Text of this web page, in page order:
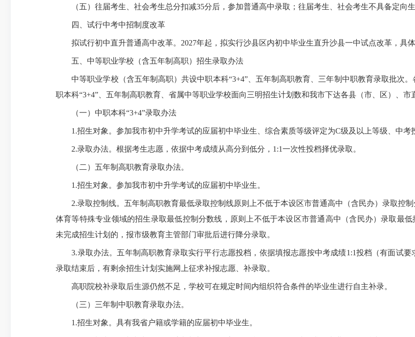
（五）往届考生、社会考生总分扣减35分后，参加普通高中录取；往届考生、社会考生不具备定向生
四、试行中考中招制度改革
拟试行初中直升普通高中改革。2027年起，拟实行沙县区内初中毕业生直升沙县一中试点改革，具体
五、中等职业学校（含五年制高职）招生录取办法
中等职业学校（含五年制高职）共设中职本科“3+4”、五年制高职教育、三年制中职教育录取批次。
职本科“3+4”、五年制高职教育、省属中等职业学校面向三明招生计划数和我市下达各县（市、区）、市
（一）中职本科“3+4”录取办法
1.招生对象。参加我市初中升学考试的应届初中毕业生、综合素质等级评定为C级及以上等级、中考
2.录取办法。根据考生志愿，依据中考成绩从高分到低分，1:1一次性投档择优录取。
（二）五年制高职教育录取办法。
1.招生对象。参加我市初中升学考试的应届初中毕业生。
2.录取控制线。五年制高职教育最低录取控制线原则上不低于本设区市普通高中（含民办）录取控制
体育等特殊专业领域的招生录取最低控制分数线，原则上不低于本设区市普通高中（含民办）录取最
未完成招生计划的，报市级教育主管部门审批后进行降分录取。
3.录取办法。五年制高职教育录取实行平行志愿投档，依据填报志愿按中考成绩1:1投档（有面试要
录取结束后，有剩余招生计划实施网上征求补报志愿、补录取。
高职院校补录取后生源仍然不足，学校可在规定时间内组织符合条件的毕业生进行自主补录。
（三）三年制中职教育录取办法。
1.招生对象。具有我省户籍或学籍的应届初中毕业生。